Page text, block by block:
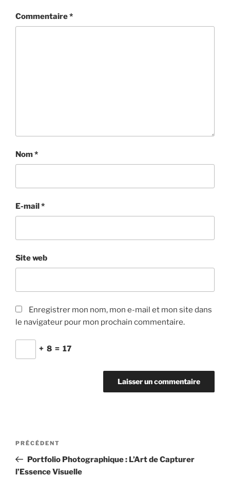
Commentaire*
Nom*
E-mail*
Site web
Enregistrer mon nom, mon e-mail et mon site dans
le navigateur pour mon prochain commentaire.
+ 8 = 17
Navigation
l’article
Article
précédent
PRÉCÉDENT
Portfolio Photographique : L’Art de Capturer
l’Essence Visuelle